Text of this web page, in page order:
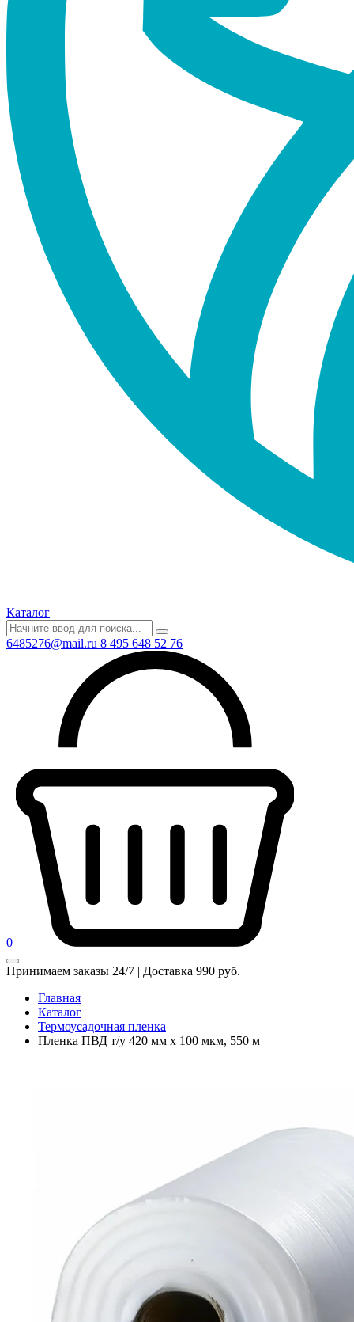
Каталог
6485276@mail.ru 8 495 648 52 76
0
Принимаем заказы 24/7 | Доставка 990 руб.
Главная
Каталог
Термоусадочная пленка
Пленка ПВД т/у 420 мм х 100 мкм, 550 м